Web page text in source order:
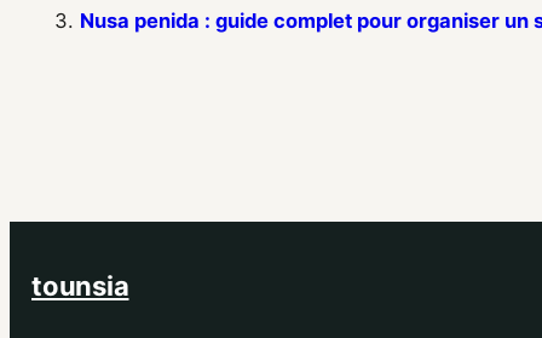
Nusa penida : guide complet pour organiser un
tounsia